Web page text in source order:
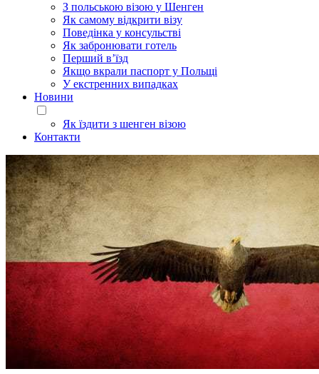
З польською візою у Шенген
Як самому відкрити візу
Поведінка у консульстві
Як забронювати готель
Перший в’їзд
Якщо вкрали паспорт у Польщі
У екстренних випадках
Новини
Як їздити з шенген візою
Контакти